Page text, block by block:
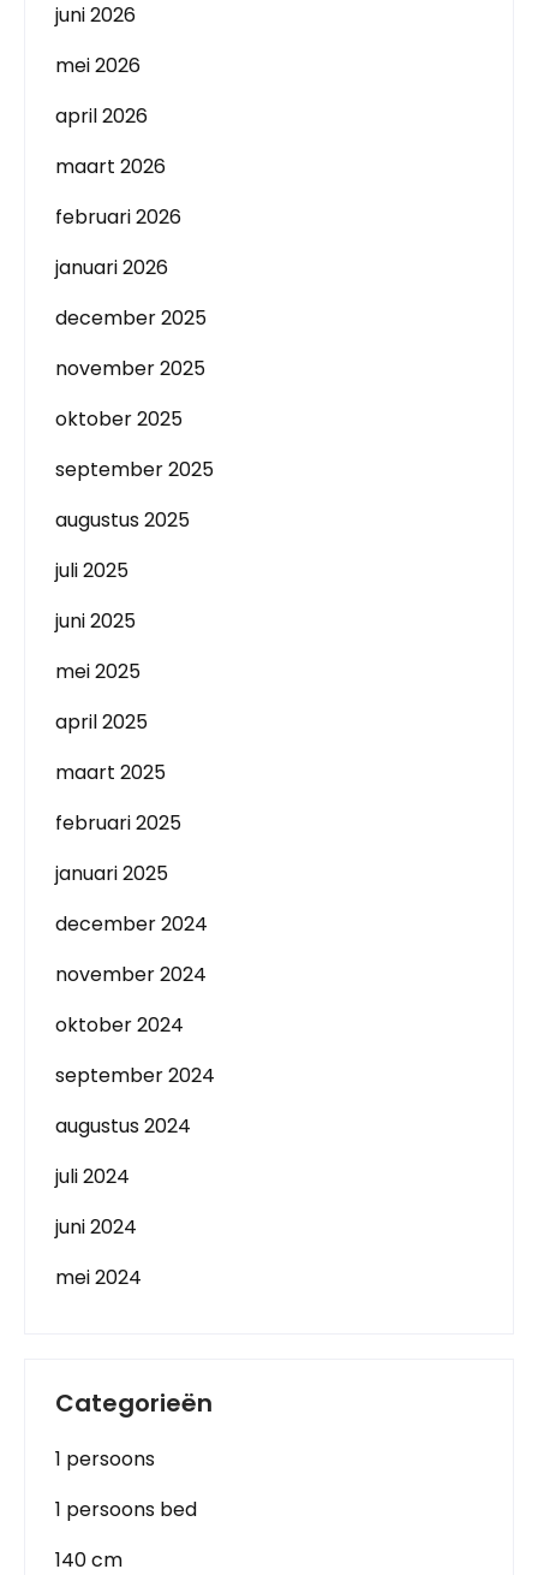
juni 2026
mei 2026
april 2026
maart 2026
februari 2026
januari 2026
december 2025
november 2025
oktober 2025
september 2025
augustus 2025
juli 2025
juni 2025
mei 2025
april 2025
maart 2025
februari 2025
januari 2025
december 2024
november 2024
oktober 2024
september 2024
augustus 2024
juli 2024
juni 2024
mei 2024
Categorieën
1 persoons
1 persoons bed
140 cm